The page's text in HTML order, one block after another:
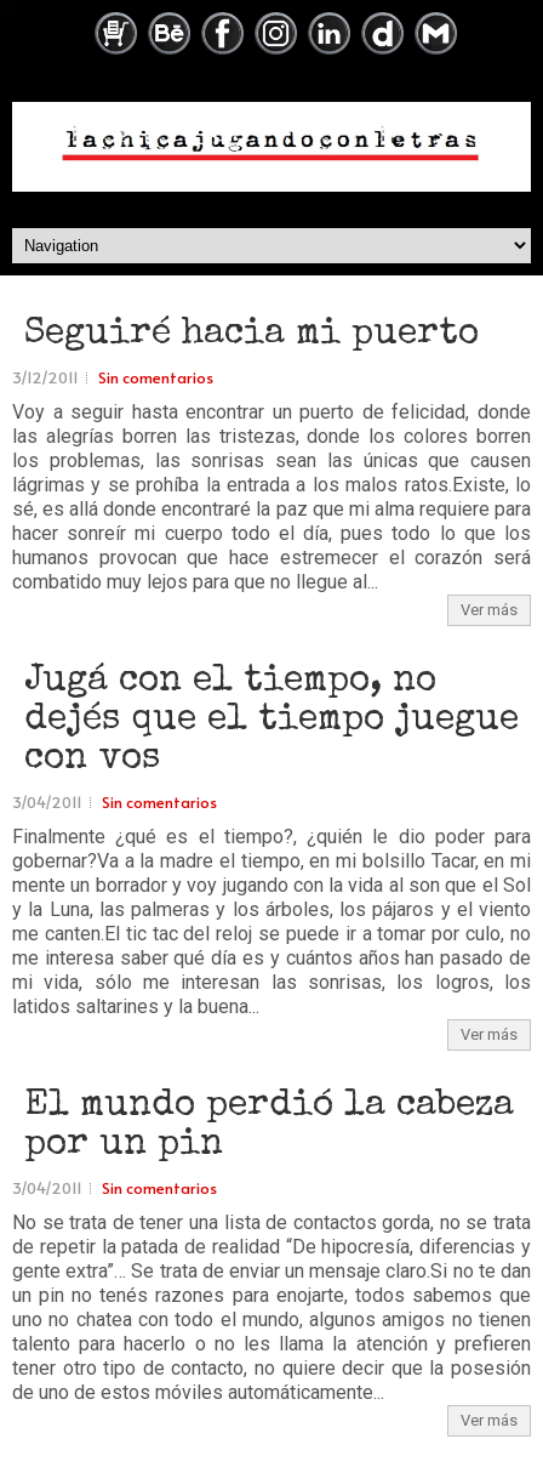
Seguiré hacia mi puerto
3/12/2011 Sin comentarios
Voy a seguir hasta encontrar un puerto de felicidad, donde
las alegrías borren las tristezas, donde los colores borren
los problemas, las sonrisas sean las únicas que causen
lágrimas y se prohíba la entrada a los malos ratos.Existe, lo
sé, es allá donde encontraré la paz que mi alma requiere para
hacer sonreír mi cuerpo todo el día, pues todo lo que los
humanos provocan que hace estremecer el corazón será
combatido muy lejos para que no llegue al...
Ver más
Jugá con el tiempo, no
dejés que el tiempo juegue
con vos
3/04/2011 Sin comentarios
Finalmente ¿qué es el tiempo?, ¿quién le dio poder para
gobernar?Va a la madre el tiempo, en mi bolsillo Tacar, en mi
mente un borrador y voy jugando con la vida al son que el Sol
y la Luna, las palmeras y los árboles, los pájaros y el viento
me canten.El tic tac del reloj se puede ir a tomar por culo, no
me interesa saber qué día es y cuántos años han pasado de
mi vida, sólo me interesan las sonrisas, los logros, los
latidos saltarines y la buena...
Ver más
El mundo perdió la cabeza
por un pin
3/04/2011 Sin comentarios
No se trata de tener una lista de contactos gorda, no se trata
de repetir la patada de realidad “De hipocresía, diferencias y
gente extra”… Se trata de enviar un mensaje claro.Si no te dan
un pin no tenés razones para enojarte, todos sabemos que
uno no chatea con todo el mundo, algunos amigos no tienen
talento para hacerlo o no les llama la atención y prefieren
tener otro tipo de contacto, no quiere decir que la posesión
de uno de estos móviles automáticamente...
Ver más